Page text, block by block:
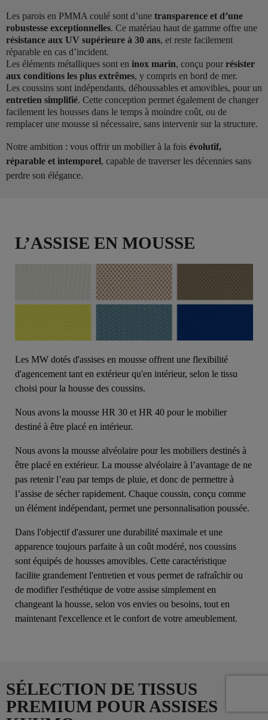
Les parois en PMMA coulé sont d’une transparence et d’une
robustesse exceptionnelles. Ce matériau haut de gamme offre une
résistance aux UV supérieure à 30 ans, et reste facilement
réparable en cas d’incident.
Les éléments métalliques sont en inox marin, conçu pour résister
aux conditions les plus extrêmes, y compris en bord de mer.
Les coussins sont indépendants, déhoussables et amovibles, pour un
entretien simplifié. Cette conception permet également de changer
facilement les housses dans le temps à moindre coût, ou de
remplacer une mousse si nécessaire, sans intervenir sur la structure.
Notre ambition : vous offrir un mobilier à la fois évolutif,
réparable et intemporel, capable de traverser les décennies sans
perdre son élégance.
L’ASSISE EN MOUSSE
Les MW dotés d'assises en mousse offrent une flexibilité
d'agencement tant en extérieur qu'en intérieur, selon le tissu
choisi pour la housse des coussins.
Nous avons la mousse HR 30 et HR 40 pour le mobilier
destiné à être placé en intérieur.
Nous avons la mousse alvéolaire pour les mobiliers destinés à
être placé en extérieur. La mousse alvéolaire à l’avantage de ne
pas retenir l’eau par temps de pluie, et donc de permettre à
l’assise de sécher rapidement. Chaque coussin, conçu comme
un élément indépendant, permet une personnalisation poussée.
Dans l'objectif d'assurer une durabilité maximale et une
apparence toujours parfaite à un coût modéré, nos coussins
sont équipés de housses amovibles. Cette caractéristique
facilite grandement l'entretien et vous permet de rafraîchir ou
de modifier l'esthétique de votre assise simplement en
changeant la housse, selon vos envies ou besoins, tout en
maintenant l'excellence et le confort de votre ameublement.
SÉLECTION DE TISSUS
PREMIUM POUR ASSISES